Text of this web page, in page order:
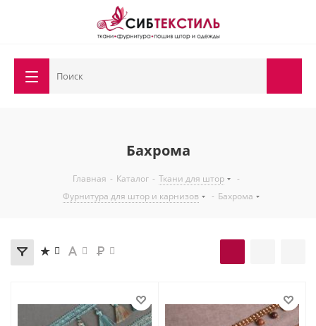
Бахрома
Главная - Каталог - Ткани для штор
-
Фурнитура для штор и карнизов
- Бахрома